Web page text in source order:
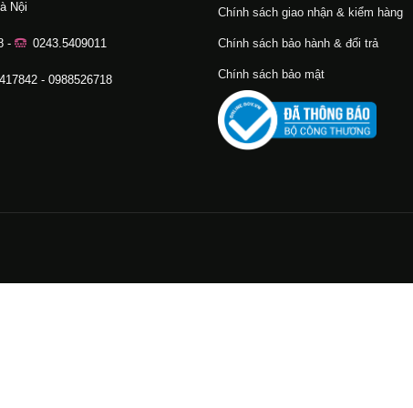
Nội
- 0243.5409011
- 0988526718
Chính sách giao nhận & kiểm hàng
Chính sách bảo hành & đổi trả
Chính sách bảo mật